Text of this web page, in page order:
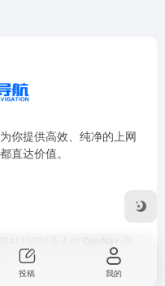
你提供高效、纯净的上网
直达价值。
投稿 我的